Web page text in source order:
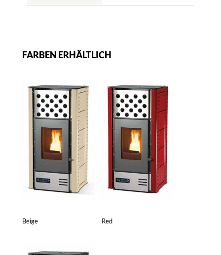
FARBEN ERHÄLTLICH
Beige Red